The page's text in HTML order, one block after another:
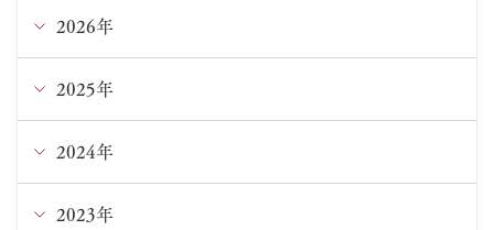
2026年
1月
2025年
12月
9月
2024年
12月
2023年